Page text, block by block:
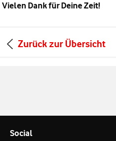
Vielen Dank für Deine Zeit!
Zurück zur Übersicht
Social